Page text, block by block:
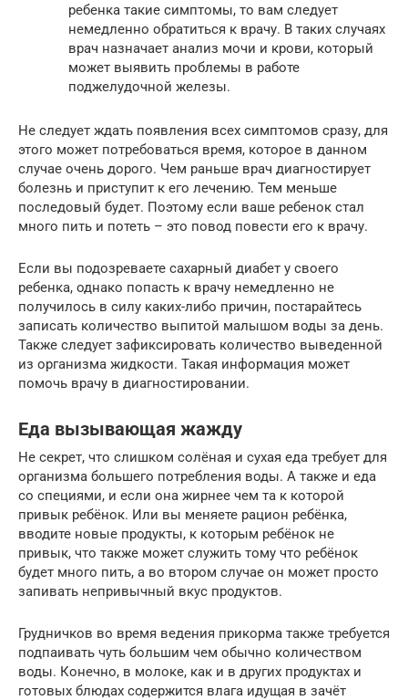
ребенка такие симптомы, то вам следует
немедленно обратиться к врачу. В таких случаях
врач назначает анализ мочи и крови, который
может выявить проблемы в работе
поджелудочной железы.
Не следует ждать появления всех симптомов сразу, для
этого может потребоваться время, которое в данном
случае очень дорого. Чем раньше врач диагностирует
болезнь и приступит к его лечению. Тем меньше
последовый будет. Поэтому если ваше ребенок стал
много пить и потеть – это повод повести его к врачу.
Если вы подозреваете сахарный диабет у своего
ребенка, однако попасть к врачу немедленно не
получилось в силу каких-либо причин, постарайтесь
записать количество выпитой малышом воды за день.
Также следует зафиксировать количество выведенной
из организма жидкости. Такая информация может
помочь врачу в диагностировании.
Еда вызывающая жажду
Не секрет, что слишком солёная и сухая еда требует для
организма большего потребления воды. А также и еда
со специями, и если она жирнее чем та к которой
привык ребёнок. Или вы меняете рацион ребёнка,
вводите новые продукты, к которым ребёнок не
привык, что также может служить тому что ребёнок
будет много пить, а во втором случае он может просто
запивать непривычный вкус продуктов.
Грудничков во время ведения прикорма также требуется
подпаивать чуть большим чем обычно количеством
воды. Конечно, в молоке, как и в других продуктах и
готовых блюдах содержится влага идущая в зачёт